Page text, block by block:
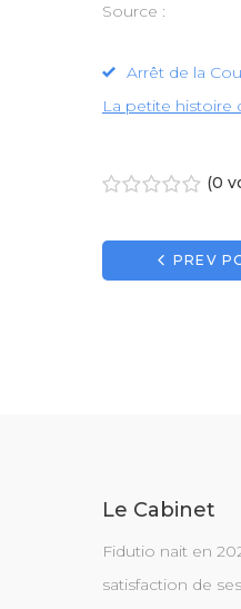
Source :
Arrêt de la
La petite histoire
(0
PREV
Le Cabinet
Fidutio nait en
satisfaction de